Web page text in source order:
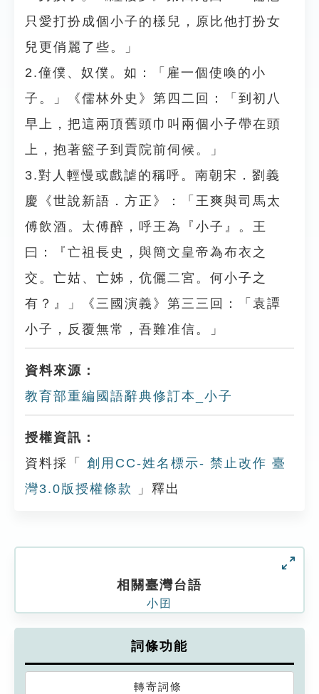
只愛打扮成個小子的樣兒，原比他打扮女
兒更俏麗了些。」
2.僮僕、奴僕。如：「雇一個使喚的小
子。」《儒林外史》第四二回：「到初八
早上，把這兩頂舊頭巾叫兩個小子帶在頭
上，抱著籃子到貢院前伺候。」
3.對人輕慢或戲謔的稱呼。南朝宋．劉義
慶《世說新語．方正》：「王爽與司馬太
傅飲酒。太傅醉，呼王為『小子』。王
曰：『亡祖長史，與簡文皇帝為布衣之
交。亡姑、亡姊，伉儷二宮。何小子之
有？』」《三國演義》第三三回：「袁譚
小子，反覆無常，吾難准信。」
資料來源：
教育部重編國語辭典修訂本_小子
授權資訊：
資料採「
創用CC-姓名標示- 禁止改作 臺
灣3.0版授權條款
」釋出
相關臺灣台語
小囝
詞條功能
轉寄詞條